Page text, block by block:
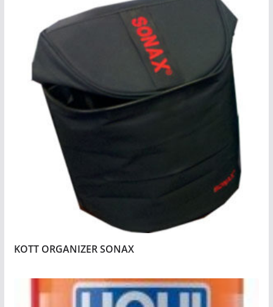
KOTT ORGANIZER SONAX